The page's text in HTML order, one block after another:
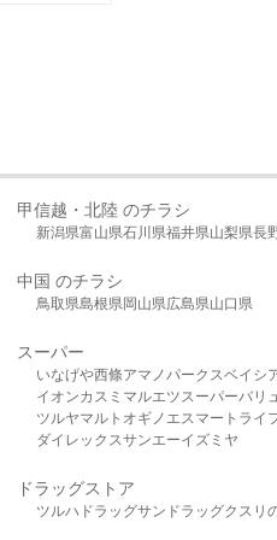
甲信越・北陸 のチラシ
新潟県富山県石川県福井県山梨県長
中国 のチラシ
鳥取県島根県岡山県広島県山口県
スーパー
いなげや西條アマノパークスベイシ
イオンカスミ マルエツスーパーバリ
ツルヤマルト オギノ エスマート ライ
ダイレックスサンエーイズミヤ
ドラッグストア
ツルハドラッグサンドラッグクスリ